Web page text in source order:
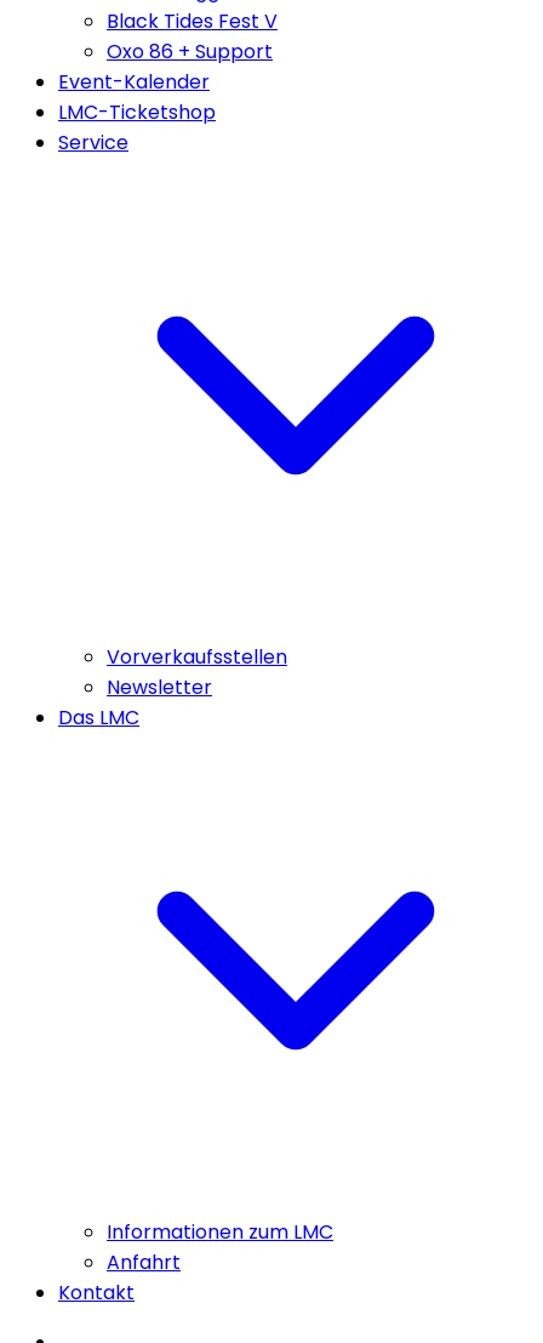
Black Tides Fest V
Oxo 86 + Support
Event-Kalender
LMC-Ticketshop
Service
Vorverkaufsstellen
Newsletter
Das LMC
Informationen zum LMC
Anfahrt
Kontakt